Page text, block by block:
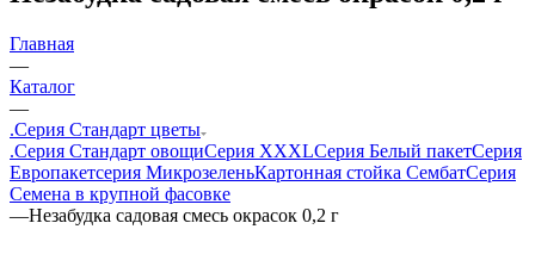
Главная
—
Каталог
—
.Серия Стандарт цветы
.Серия Стандарт овощиСерия XXXLСерия Белый пакетСерия
Европакетсерия МикрозеленьКартонная стойка СембатСерия
Семена в крупной фасовке
—Незабудка садовая смесь окрасок 0,2 г